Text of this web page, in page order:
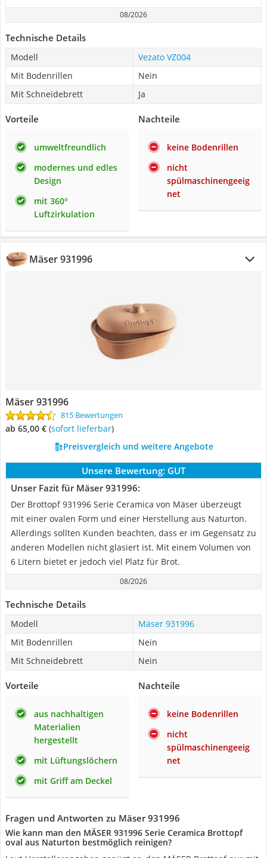
08/2026
Technische Details
Modell
Vezato VZ004
Mit Bodenrillen
Nein
Mit Schneidebrett
Ja
Vorteile
umweltfreundlich
modernes und edles
Design
mit 360°
Luftzirkulation
Nachteile
keine Bodenrillen
nicht
spülmaschinengeeig
net
Mäser 931996
Mäser 931996
815 Bewertungen
ab 65,00 € ( Sofort lieferbar)
Preisvergleich und weitere Angebote
Unsere Bewertung: GUT
Unser Fazit für Mäser 931996:
Der Brottopf 931996 Serie Ceramica von Mäser überzeugt
mit einer ovalen Form und einer Herstellung aus Naturton.
Allerdings sollten Kunden beachten, dass er im Gegensatz zu
anderen Modellen nicht glasiert ist. Mit einem Volumen von
6 Litern bietet er jedoch viel Platz für Brot.
08/2026
Technische Details
Modell
Mäser 931996
Mit Bodenrillen
Nein
Mit Schneidebrett
Nein
Vorteile
aus nachhaltigen
Materialien
hergestellt
mit Lüftungslöchern
mit Griff am Deckel
Nachteile
keine Bodenrillen
nicht
spülmaschinengeeig
net
Fragen und Antworten zu Mäser 931996
Wie kann man den MÄSER 931996 Serie Ceramica Brottopf
oval aus Naturton bestmöglich reinigen?